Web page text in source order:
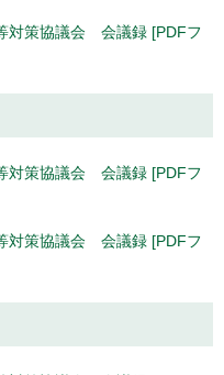
対策協議会 会議録 [PDFフ
対策協議会 会議録 [PDFフ
対策協議会 会議録 [PDFフ